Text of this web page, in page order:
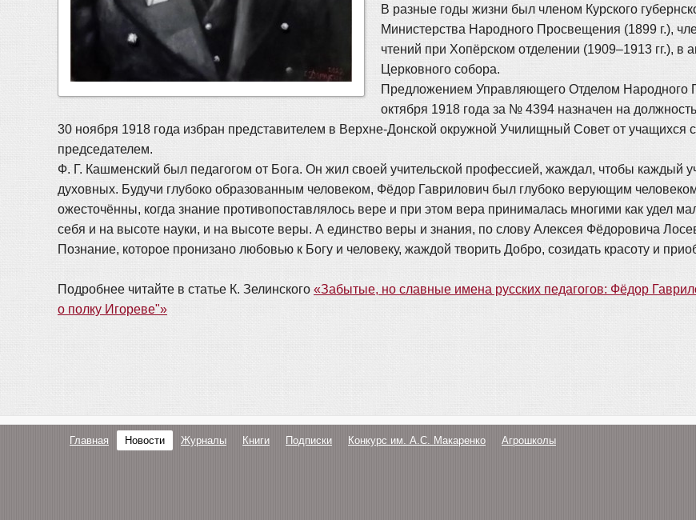
В разные годы жизни был членом Курского
Министерства Народного Просвещения (1899 г.),
чтений при Хопёрском отделении (1909–1913 гг.), в
Церковного собора.
Предложением Управляющего Отделом Народного
октября 1918 года за № 4394 назначен на
30 ноября 1918 года избран представителем в Верхне-Донской окружной Училищный Совет от учащихся
председателем.
Ф. Г. Кашменский был педагогом от Бога. Он жил своей учительской профессией, жаждал, чтобы каждый
духовных. Будучи глубоко образованным человеком, Фёдор Гаврилович был глубоко верующим
ожесточённы, когда знание противопоставлялось вере и при этом вера принималась многими как удел
себя и на высоте науки, и на высоте веры. А единство веры и знания, по слову Алексея Фёдоровича
Познание, которое пронизано любовью к Богу и человеку, жаждой творить Добро, созидать красоту и
Подробнее читайте в статье К. Зелинского «Забытые, но славные имена русских педагогов: Фёдор
о полку Игореве"»
Главная Новости Журналы Книги Подписки Конкурс им. А.С. Макаренко Агрошколы